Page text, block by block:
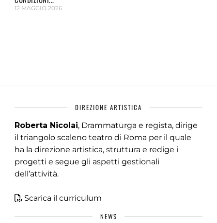
12 MAGGIO 2026
DIREZIONE ARTISTICA
Roberta Nicolai, Drammaturga e regista, dirige
il triangolo scaleno teatro di Roma per il quale
ha la direzione artistica, struttura e redige i
progetti e segue gli aspetti gestionali
dell’attività.
Scarica il curriculum
NEWS